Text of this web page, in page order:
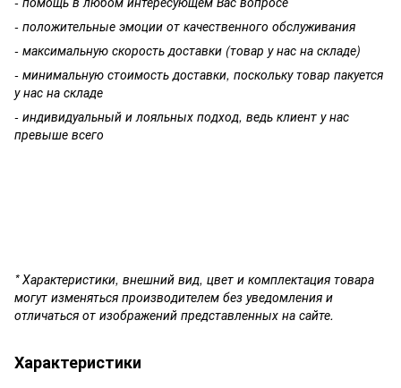
- положительные эмоции от качественного обслуживания
- максимальную скорость доставки (товар у нас на складе)
- минимальную стоимость доставки, поскольку товар пакуется
у нас на складе
- индивидуальный и лояльных подход, ведь клиент у нас
превыше всего
* Характеристики, внешний вид, цвет и комплектация товара
могут изменяться производителем без уведомления и
отличаться от изображений представленных на сайте.
Характеристики